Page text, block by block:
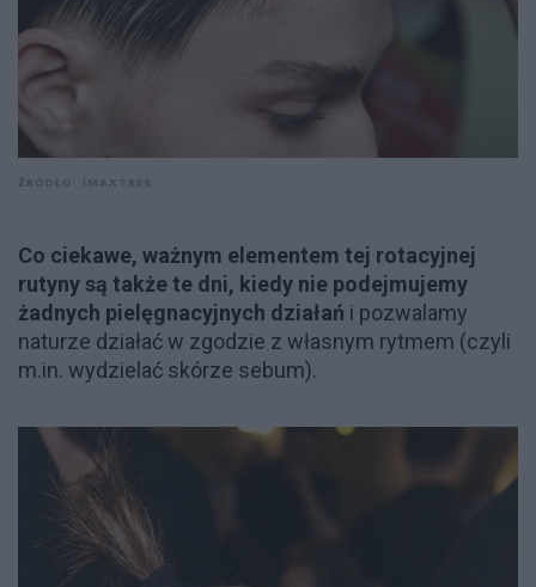
Co ciekawe, ważnym elementem tej rotacyjnej
rutyny są także te dni, kiedy nie podejmujemy
żadnych pielęgnacyjnych działań i pozwalamy
naturze działać w zgodzie z własnym rytmem (czyli
m.in. wydzielać skórze sebum).